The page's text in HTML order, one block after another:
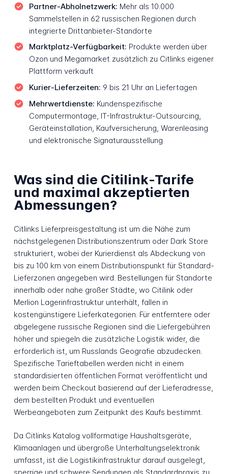
Partner-Abholnetzwerk: Mehr als 10.000
Sammelstellen in 62 russischen Regionen durch
integrierte Drittanbieter-Standorte
Marktplatz-Verfügbarkeit: Produkte werden über
Ozon und Megamarket zusätzlich zu Citlinks eigener
Plattform verkauft
Kurier-Lieferzeiten: 9 bis 21 Uhr an Liefertagen
Mehrwertdienste: Kundenspezifische
Computermontage, IT-Infrastruktur-Outsourcing,
Geräteinstallation, Kaufversicherung, Warenleasing
und elektronische Signaturausstellung
Was sind die Citilink-Tarife
und maximal akzeptierten
Abmessungen?
Citlinks Lieferpreisgestaltung ist um die Nähe zum
nächstgelegenen Distributionszentrum oder Dark Store
strukturiert, wobei der Kurierdienst als Abdeckung von
bis zu 100 km von einem Distributionspunkt für Standard-
Lieferzonen angegeben wird. Bestellungen für Standorte
innerhalb oder nahe großer Städte, wo Citilink oder
Merlion Lagerinfrastruktur unterhält, fallen in
kostengünstigere Lieferkategorien. Für entferntere oder
abgelegene russische Regionen sind die Liefergebühren
höher und spiegeln die zusätzliche Logistik wider, die
erforderlich ist, um Russlands Geografie abzudecken.
Spezifische Tarieftabellen werden nicht in einem
standardisierten öffentlichen Format veröffentlicht und
werden beim Checkout basierend auf der Lieferadresse,
dem bestellten Produkt und eventuellen
Werbeangeboten zum Zeitpunkt des Kaufs bestimmt.
Da Citlinks Katalog vollformatige Haushaltsgeräte,
Klimaanlagen und übergroße Unterhaltungselektronik
umfasst, ist die Logistikinfrastruktur darauf ausgelegt,